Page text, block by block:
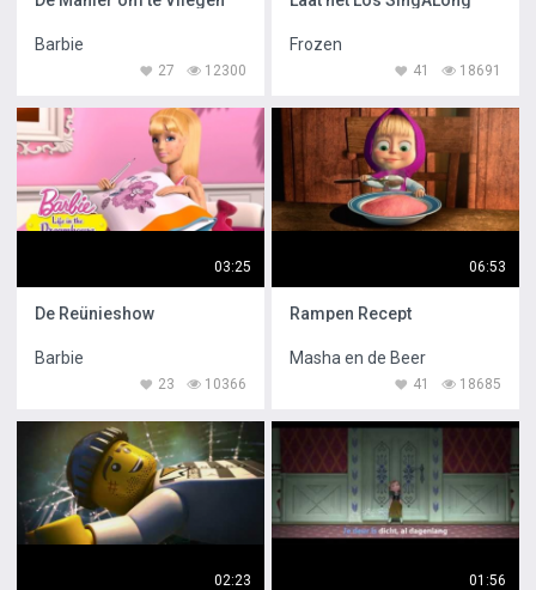
Barbie
12300
27
Frozen
18691
41
03:25
De Reünieshow
Barbie
10366
23
06:53
Rampen Recept
Masha en de Beer
18685
41
02:23 01:56